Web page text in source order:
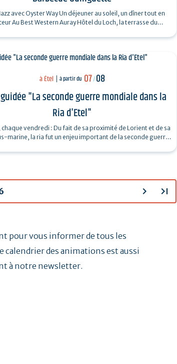
Way Un déjeuner au soleil, un dîner tout en
du Loch, la terrasse du
à Étel à partir du 07/ 08
"La seconde guerre mondiale dans la
Ria d'Etel"
chaque vendredi : Du fait de sa proximité de Lorient et de sa
marine, la ria fut un enjeu important de la seconde guerre
chevron_right last_page
pour vous informer de tous les
calendrier des animations est aussi
à notre newsletter.